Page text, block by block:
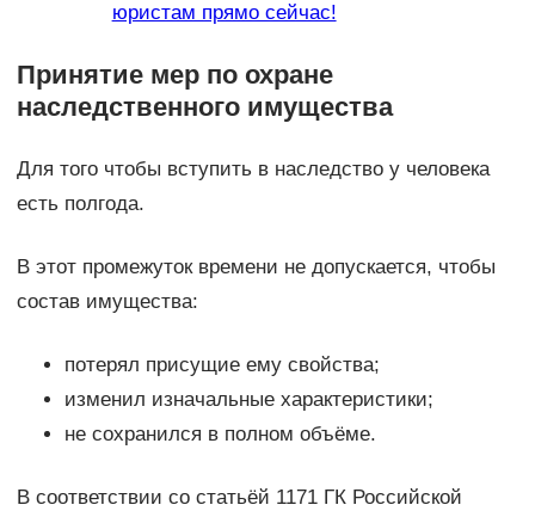
юристам прямо сейчас!
Принятие мер по охране
наследственного имущества
Для того чтобы вступить в наследство у человека
есть полгода.
В этот промежуток времени не допускается, чтобы
состав имущества:
потерял присущие ему свойства;
изменил изначальные характеристики;
не сохранился в полном объёме.
В соответствии со статьёй 1171 ГК Российской